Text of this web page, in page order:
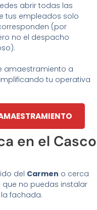
abrir todas las
tus empleados solo
(por
no el despacho
amaestramiento a
tu operativa
en el Casco
del Carmen o cerca
que no puedas instalar
fachada.